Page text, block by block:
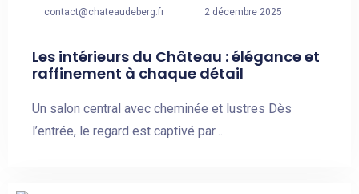
contact@chateaudeberg.fr 2 décembre 2025
Les intérieurs du Château : élégance et
raffinement à chaque détail
Un salon central avec cheminée et lustres Dès
l’entrée, le regard est captivé par…